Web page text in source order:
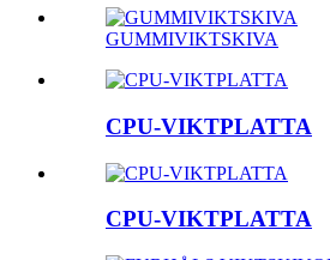
GUMMIVIKTSKIVA
CPU-VIKTPLATTA
CPU-VIKTPLATTA